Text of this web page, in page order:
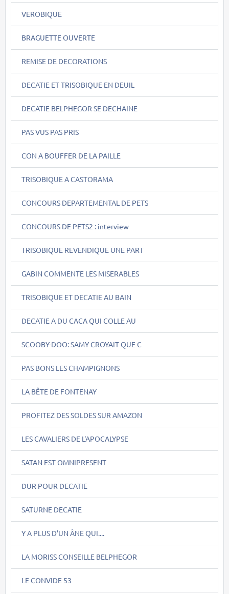
VEROBIQUE
BRAGUETTE OUVERTE
REMISE DE DECORATIONS
DECATIE ET TRISOBIQUE EN DEUIL
DECATIE BELPHEGOR SE DECHAINE
PAS VUS PAS PRIS
CON A BOUFFER DE LA PAILLE
TRISOBIQUE A CASTORAMA
CONCOURS DEPARTEMENTAL DE PETS
CONCOURS DE PETS2 : interview
TRISOBIQUE REVENDIQUE UNE PART
GABIN COMMENTE LES MISERABLES
TRISOBIQUE ET DECATIE AU BAIN
DECATIE A DU CACA QUI COLLE AU
SCOOBY-DOO: SAMY CROYAIT QUE C
PAS BONS LES CHAMPIGNONS
LA BÊTE DE FONTENAY
PROFITEZ DES SOLDES SUR AMAZON
LES CAVALIERS DE L'APOCALYPSE
SATAN EST OMNIPRESENT
DUR POUR DECATIE
SATURNE DECATIE
Y A PLUS D'UN ÂNE QUI....
LA MORISS CONSEILLE BELPHEGOR
LE CONVIDE 53